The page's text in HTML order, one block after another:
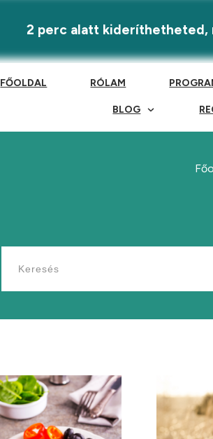
FŐOLDAL RÓLAM
BLOG
2 perc alatt